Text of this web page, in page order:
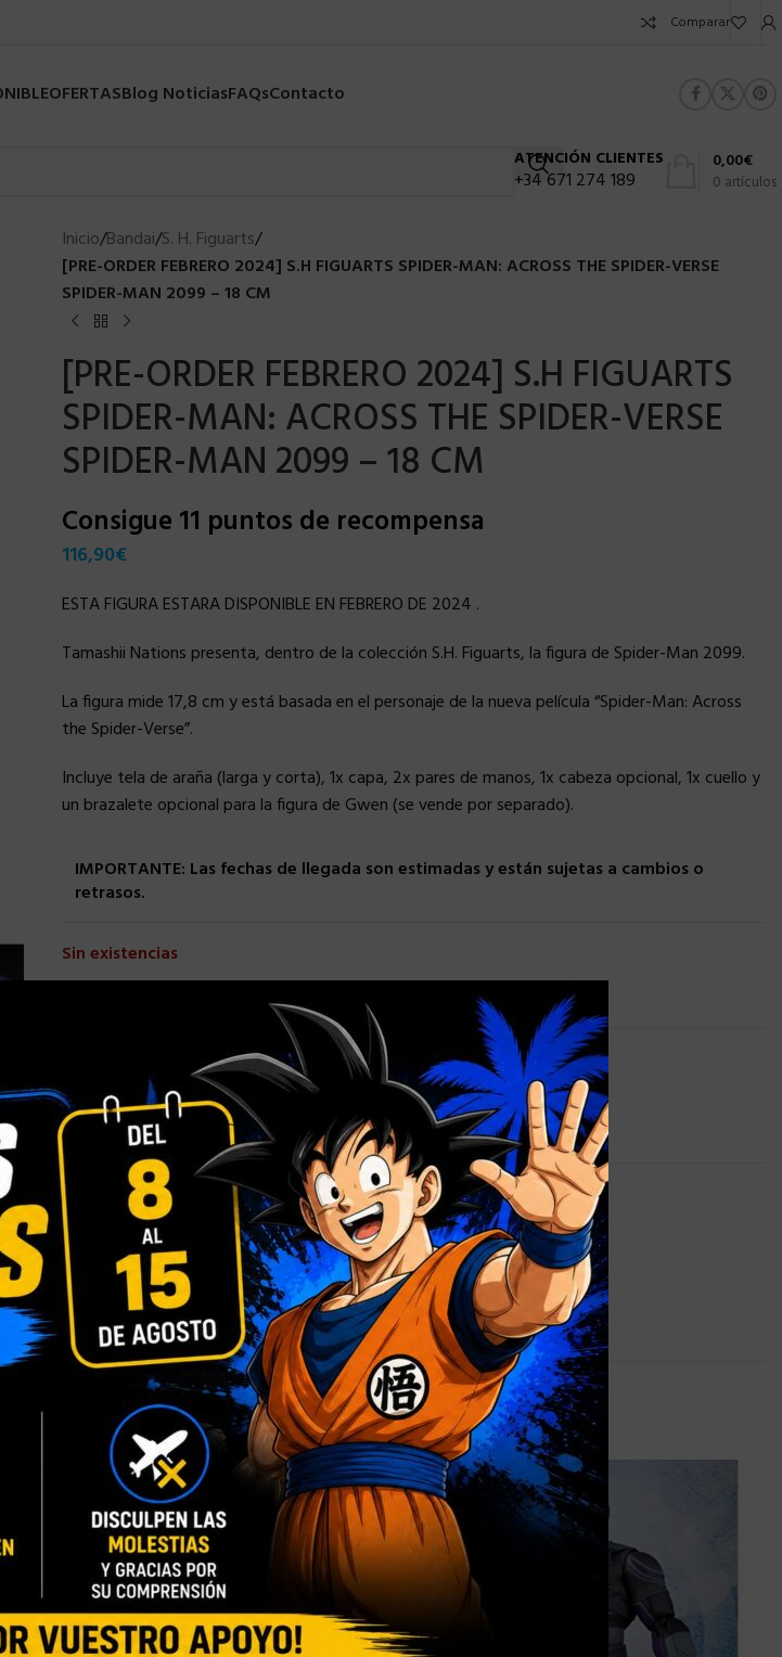
Comparar
OFERTASBlog NoticiasFAQsContacto
ATENCIÓN CLIENTES
+34 671 274 189 0 artículos
0,00€
Inicio/Bandai/S. H. Figuarts/
[PRE-ORDER FEBRERO 2024] S.H FIGUARTS SPIDER-MAN: ACROSS THE SPIDER-VERSE
SPIDER-MAN 2099 – 18 CM
[PRE-ORDER FEBRERO 2024] S.H FIGUARTS
SPIDER-MAN: ACROSS THE SPIDER-VERSE
SPIDER-MAN 2099 – 18 CM
Consigue 11 puntos de recompensa
116,90€
ESTA FIGURA ESTARA DISPONIBLE EN FEBRERO DE 2024 .
Tamashii Nations presenta, dentro de la colección S.H. Figuarts, la figura de Spider-Man 2099.
La figura mide 17,8 cm y está basada en el personaje de la nueva película “Spider-Man: Across
the Spider-Verse”.
Incluye tela de araña (larga y corta), 1x capa, 2x pares de manos, 1x cabeza opcional, 1x cuello y
un brazalete opcional para la figura de Gwen (se vende por separado).
IMPORTANTE: Las fechas de llegada son estimadas y están sujetas a cambios o
retrasos.
Sin existencias
Añadir a la lista de deseos
Bandai,Marvel / DC, PRE-ORDER
S. H. Figuarts
Compartir:
ADICIONAL
0,9 kg